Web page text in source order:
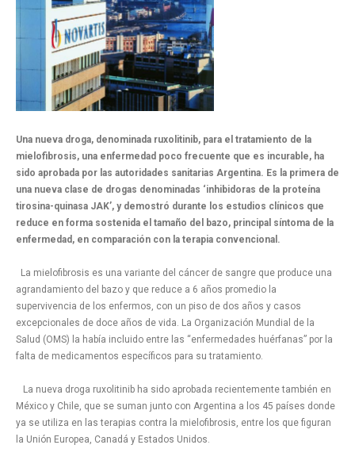
Una nueva droga, denominada ruxolitinib, para el tratamiento de la
mielofibrosis, una enfermedad poco frecuente que es incurable, ha
sido aprobada por las autoridades sanitarias Argentina. Es la primera de
una nueva clase de drogas denominadas ‘inhibidoras de la proteína
tirosina-quinasa JAK’, y demostró durante los estudios clínicos que
reduce en forma sostenida el tamaño del bazo, principal síntoma de la
enfermedad, en comparación con la terapia convencional.
La mielofibrosis es una variante del cáncer de sangre que produce una
agrandamiento del bazo y que reduce a 6 años promedio la
supervivencia de los enfermos, con un piso de dos años y casos
excepcionales de doce años de vida. La Organización Mundial de la
Salud (OMS) la había incluido entre las “enfermedades huérfanas” por la
falta de medicamentos específicos para su tratamiento.
La nueva droga ruxolitinib ha sido aprobada recientemente también en
México y Chile, que se suman junto con Argentina a los 45 países donde
ya se utiliza en las terapias contra la mielofibrosis, entre los que figuran
la Unión Europea, Canadá y Estados Unidos.